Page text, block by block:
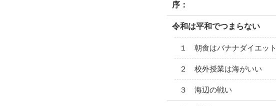
序：
令和は平和でつまらない
１ 朝食はバナナダイエット
２ 校外授業は海がいい
３ 海辺の戦い